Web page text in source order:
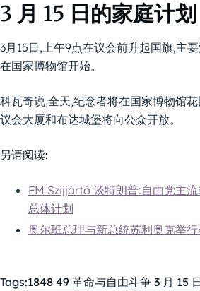
3 月 15 日的家庭计划
3月15日,上午9点在议会前升起国旗,主
在国家博物馆开始。
科瓦奇说,全天,纪念者将在国家博物馆
议会大厦和布达城堡将向公众开放。
另请阅读:
FM Szijjártó 谈特朗普:自由党主
总体计划
奥尔班总理与新总统苏利奥克举
Tags:1848 49 革命与自由斗争 3 月 15